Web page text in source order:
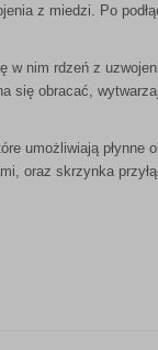
z miedzi. Po
w nim rdzeń z
się obracać,
umożliwiają płynne
oraz skrzynka